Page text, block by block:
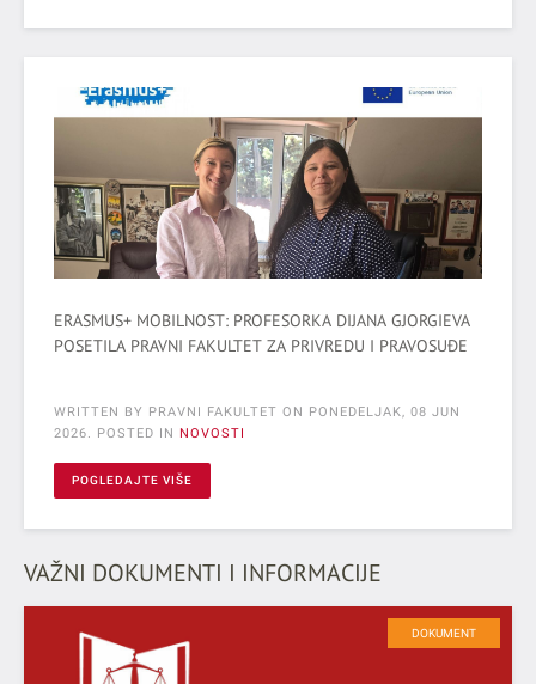
ERASMUS+ MOBILNOST: PROFESORKA DIJANA GJORGIEVA
POSETILA PRAVNI FAKULTET ZA PRIVREDU I PRAVOSUĐE
WRITTEN BY PRAVNI FAKULTET ON PONEDELJAK, 08 JUN
2026. POSTED IN NOVOSTI
POGLEDAJTE VIŠE
VAŽNI DOKUMENTI I INFORMACIJE
DOKUMENT